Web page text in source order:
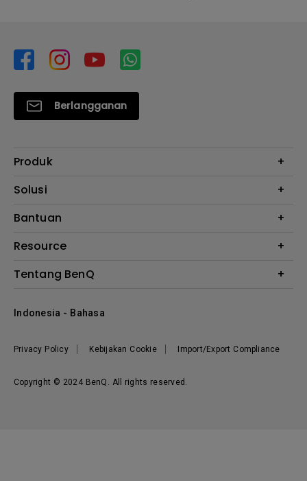
Berlangganan
Produk
Proyektor
Monitor Arm
Monitor Light Bar
Solusi
E-Sports
AQCOLOR
Monitor Eye-Care
Bantuan
Garansi
Layanan Perbaikan
Resource
Where to Buy
Knowledge Center
Tentang BenQ
Berita
Copyright © 2024 BenQ. All rights reserved.
Privacy Policy Kebijakan Cookie Import/Export Compliance
Indonesia - Bahasa